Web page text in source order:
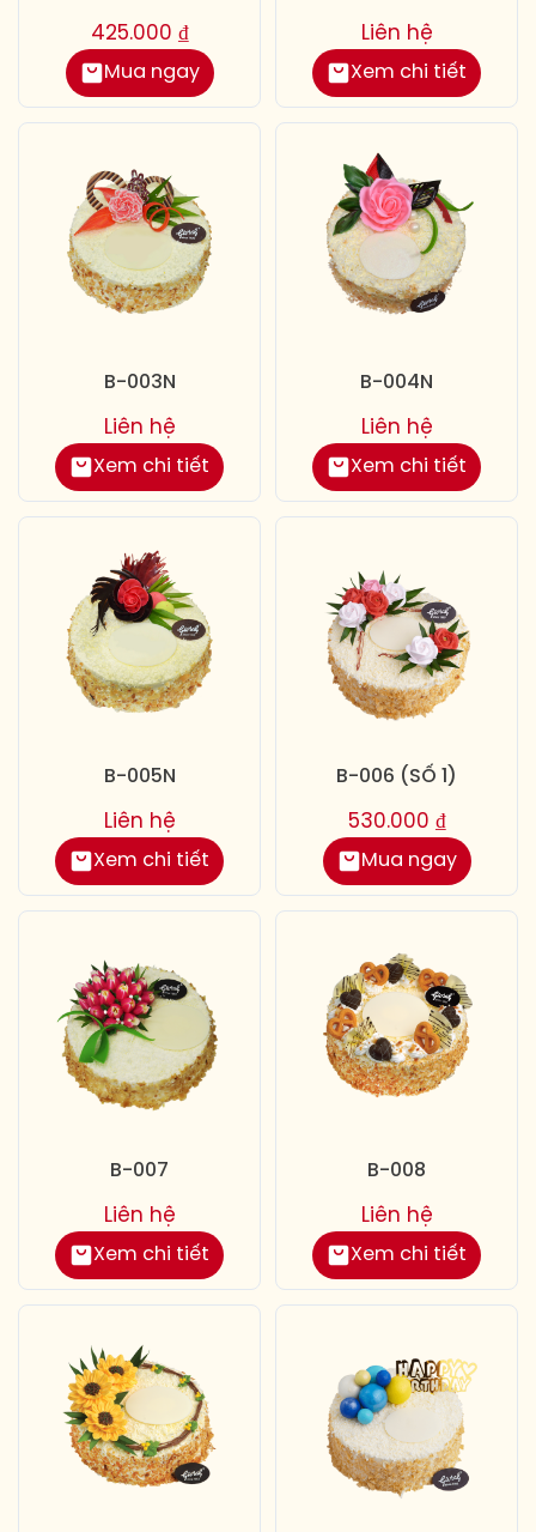
Mua ngay
425.000 ₫
Xem chi tiết
Liên hệ
B-003N
Xem chi tiết
Liên hệ
B-004N
Xem chi tiết
Liên hệ
B-005N
Xem chi tiết
Liên hệ
B-006 (SỐ 1)
Mua ngay
530.000 ₫
B-007
Xem chi tiết
Liên hệ
B-008
Xem chi tiết
Liên hệ